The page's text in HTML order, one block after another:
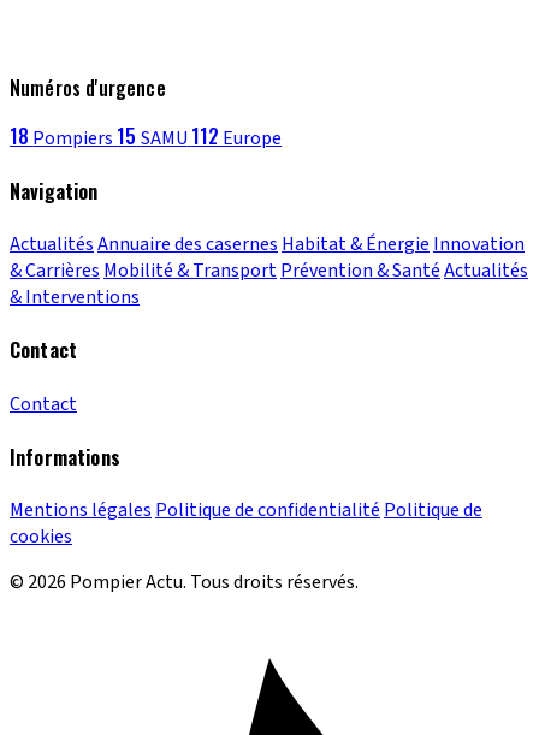
Numéros d'urgence
18 Pompiers 15 SAMU 112 Europe
Navigation
ActualitésAnnuaire des casernes Habitat & Énergie Innovation
& Carrières Mobilité & TransportPrévention & SantéActualités
& Interventions
Contact
Contact
Informations
Mentions légales Politique de confidentialité Politique de
cookies
© 2026 Pompier Actu. Tous droits réservés.